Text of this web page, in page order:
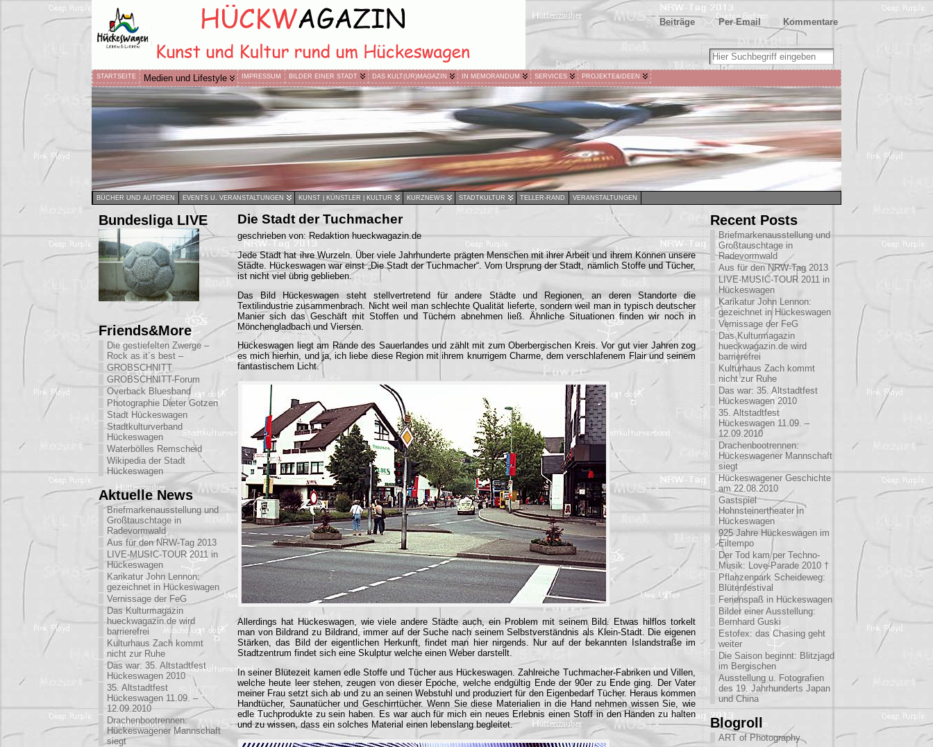
Kommentare
Per Email
Beiträge
STARTSEITE Medien und Lifestyle IMPRESSUM BILDER EINER STADT DAS KULT(UR)MAGAZIN IN MEMORANDUM SERVICES PROJEKTE&IDEEN
BÜCHER UND AUTOREN EVENTS U. VERANSTALTUNGEN KUNST | KÜNSTLER | KULTUR KURZNEWS STADTKULTUR TELLER-RAND VERANSTALTUNGEN
Bundesliga LIVE
Friends&More
Die gestiefelten Zwerge –
Rock as it´s best –
GROBSCHNITT
GROBSCHNITT-Forum
Overback Bluesband
Photographie Dieter Gotzen
Stadt Hückeswagen
Stadtkulturverband
Hückeswagen
Waterbölles Remscheid
Wikipedia der Stadt
Hückeswagen
Aktuelle News
Briefmarkenausstellung und
Großtauschtage in
Radevormwald
Aus für den NRW-Tag 2013
LIVE-MUSIC-TOUR 2011 in
Hückeswagen
Karikatur John Lennon:
gezeichnet in Hückeswagen
Vernissage der FeG
Das Kulturmagazin
hueckwagazin.de wird
barrierefrei
Kulturhaus Zach kommt
nicht zur Ruhe
Das war: 35. Altstadtfest
Hückeswagen 2010
35. Altstadtfest
Hückeswagen 11.09. –
12.09.2010
Drachenbootrennen:
Hückeswagener Mannschaft
siegt
Die Stadt der Tuchmacher
geschrieben von: Redaktion hueckwagazin.de
Jede Stadt hat ihre Wurzeln. Über viele Jahrhunderte prägten Menschen mit ihrer Arbeit und ihrem Können unsere
Städte. Hückeswagen war einst „Die Stadt der Tuchmacher“. Vom Ursprung der Stadt, nämlich Stoffe und Tücher,
ist nicht viel übrig geblieben.
Das Bild Hückeswagen steht stellvertretend für andere Städte und Regionen, an deren Standorte die
Textilindustrie zusammenbrach. Nicht weil man schlechte Qualität lieferte, sondern weil man in typisch deutscher
Manier sich das Geschäft mit Stoffen und Tüchern abnehmen ließ. Ähnliche Situationen finden wir noch in
Mönchengladbach und Viersen.
Hückeswagen liegt am Rande des Sauerlandes und zählt mit zum Oberbergischen Kreis. Vor gut vier Jahren zog
es mich hierhin, und ja, ich liebe diese Region mit ihrem knurrigem Charme, dem verschlafenem Flair und seinem
fantastischem Licht.
Allerdings hat Hückeswagen, wie viele andere Städte auch, ein Problem mit seinem Bild. Etwas hilflos torkelt
man von Bildrand zu Bildrand, immer auf der Suche nach seinem Selbstverständnis als Klein-Stadt. Die eigenen
Stärken, das Bild der eigentlichen Herkunft, findet man hier nirgends. Nur auf der bekannten Islandstraße im
Stadtzentrum findet sich eine Skulptur welche einen Weber darstellt.
In seiner Blütezeit kamen edle Stoffe und Tücher aus Hückeswagen. Zahlreiche Tuchmacher-Fabriken und Villen,
welche heute leer stehen, zeugen von dieser Epoche, welche endgültig Ende der 90er zu Ende ging. Der Vater
meiner Frau setzt sich ab und zu an seinen Webstuhl und produziert für den Eigenbedarf Tücher. Heraus kommen
Handtücher, Saunatücher und Geschirrtücher. Wenn Sie diese Materialien in die Hand nehmen wissen Sie, wie
edle Tuchprodukte zu sein haben. Es war auch für mich ein neues Erlebnis einen Stoff in den Händen zu halten
und zu wissen, dass ein solches Material einen lebenslang begleitet.
Recent Posts
Briefmarkenausstellung und
Großtauschtage in
Radevormwald
Aus für den NRW-Tag 2013
LIVE-MUSIC-TOUR 2011 in
Hückeswagen
Karikatur John Lennon:
gezeichnet in Hückeswagen
Vernissage der FeG
Das Kulturmagazin
hueckwagazin.de wird
barrierefrei
Kulturhaus Zach kommt
nicht zur Ruhe
Das war: 35. Altstadtfest
Hückeswagen 2010
35. Altstadtfest
Hückeswagen 11.09. –
12.09.2010
Drachenbootrennen:
Hückeswagener Mannschaft
siegt
Hückeswagener Geschichte
am 22.08.2010
Gastspiel
Hohnsteinertheater in
Hückeswagen
925 Jahre Hückeswagen im
Eiltempo
Der Tod kam per Techno-
Musik: Love-Parade 2010 †
Pflanzenpark Scheideweg:
Blütenfestival
Ferienspaß in Hückeswagen
Bilder einer Ausstellung:
Bernhard Guski
Estofex: das Chasing geht
weiter
Die Saison beginnt: Blitzjagd
im Bergischen
Ausstellung u. Fotografien
des 19. Jahrhunderts Japan
und China
Blogroll
ART of Photography